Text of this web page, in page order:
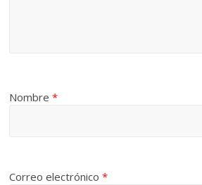
Nombre*
Correo electrónico*